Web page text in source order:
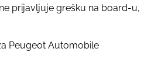
prijavljuje grešku na board-u,
Peugeot Automobile